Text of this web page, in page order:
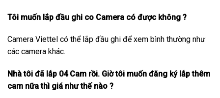
Tôi muốn lắp đầu ghi co Camera có được không ?
Camera Viettel có thể lắp đầu ghi để xem bình thường như
các camera khác.
Nhà tôi đã lắp 04 Cam rồi. Giờ tôi muốn đăng ký lắp thêm
cam nữa thì giá như thế nào ?